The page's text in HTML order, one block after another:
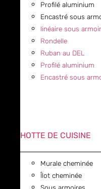
Profilé aluminium
Encastré sous
linéaire sous
Rondelle
Ruban au DEL
Profilé aluminium
Encastré sous
HOTTE DE CUISINE
Murale cheminée
Îlot cheminée